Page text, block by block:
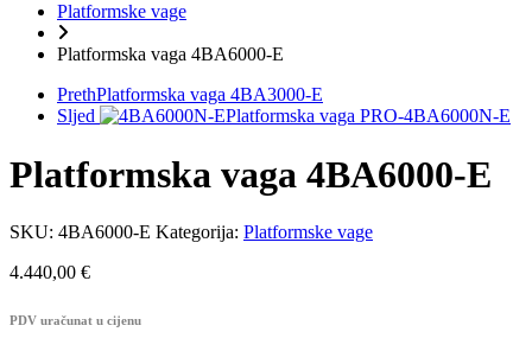
Platformske vage
Platformska vaga 4BA6000-E
PrethPlatformska vaga 4BA3000-E
Sljed
Platformska vaga PRO-4BA6000N-E
Platformska vaga 4BA6000-E
SKU: 4BA6000-E Kategorija: Platformske vage
4.440,00 €
PDV uračunat u cijenu